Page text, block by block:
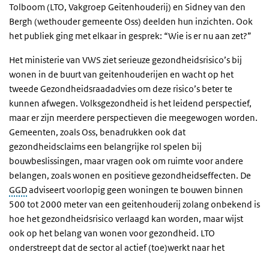
Tolboom (LTO, Vakgroep Geitenhouderij) en Sidney van den
Bergh (wethouder gemeente Oss) deelden hun inzichten. Ook
het publiek ging met elkaar in gesprek: “Wie is er nu aan zet?”
Het ministerie van VWS ziet serieuze gezondheidsrisico’s bij
wonen in de buurt van geitenhouderijen en wacht op het
tweede Gezondheidsraadadvies om deze risico’s beter te
kunnen afwegen. Volksgezondheid is het leidend perspectief,
maar er zijn meerdere perspectieven die meegewogen worden.
Gemeenten, zoals Oss, benadrukken ook dat
gezondheidsclaims een belangrijke rol spelen bij
bouwbeslissingen, maar vragen ook om ruimte voor andere
belangen, zoals wonen en positieve gezondheidseffecten. De
GGDadviseert voorlopig geen woningen te bouwen binnen
500 tot 2000 meter van een geitenhouderij zolang onbekend is
hoe het gezondheidsrisico verlaagd kan worden, maar wijst
ook op het belang van wonen voor gezondheid. LTO
onderstreept dat de sector al actief (toe)werkt naar het